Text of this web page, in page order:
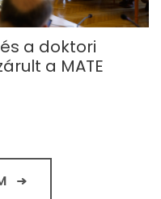
a doktori
a MATE